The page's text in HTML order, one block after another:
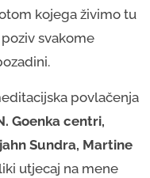
kojega živimo tu
svakome
povlačenja
Goenka centri,
Sundra, Martine
utjecaj na mene